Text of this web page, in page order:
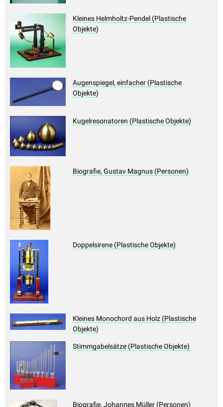
Kleines Helmholtz-Pendel (Plastische
Objekte)
Augenspiegel, einfacher (Plastische
Objekte)
Kugelresonatoren (Plastische Objekte)
Biografie, Gustav Magnus (Personen)
Doppelsirene (Plastische Objekte)
Kleines Monochord aus Holz (Plastische
Objekte)
Stimmgabelsätze (Plastische Objekte)
Biografie, Johannes Müller (Personen)